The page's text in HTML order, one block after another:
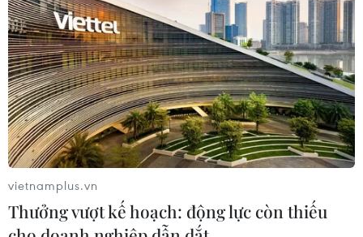
Ngân hàng Tiên Phong đạt chuẩn quốc tế
Basel II trước thời hạn
18/04/2019 08:12
TPBank tuy không nằm trong nhóm thí điểm này, nhưng
lại sớm chính thức đạt chuẩn quốc tế Basel II, cho thấy
những nỗ lực của ngân hàng non trẻ này trên chặng
đường phát triển theo hướng chuyên nghiệp.
vietnamplus.vn
Thưởng vượt kế hoạch: động lực còn thiếu